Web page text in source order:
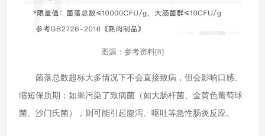
图源：参考资料[8]
菌落总数超标大多情况下不会直接致病，但会影响口感、
缩短保质期；如果污染了致病菌（如大肠杆菌、金黄色葡萄球
菌、沙门氏菌），则可能引起腹泻、呕吐等急性肠炎反应。